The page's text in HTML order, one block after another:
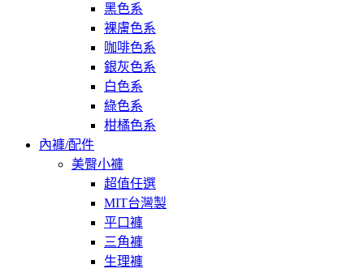
黑色系
裸膚色系
咖啡色系
銀灰色系
白色系
綠色系
柑橘色系
內褲/配件
美臀小褲
超值任選
MIT台灣製
平口褲
三角褲
生理褲